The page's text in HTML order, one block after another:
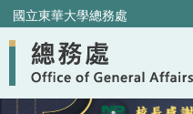
跳
到
主
內
容
國立東華大學總務處